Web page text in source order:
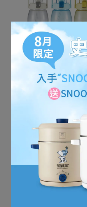
【BLACK HAMMER
TRITAN 大容量彈蓋
加入購物車